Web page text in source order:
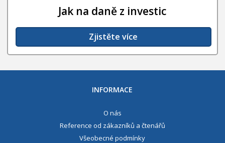
Jak na daně z investic
Zjistěte více
INFORMACE
O nás
Reference od zákazníků a čtenářů
Všeobecné podmínky